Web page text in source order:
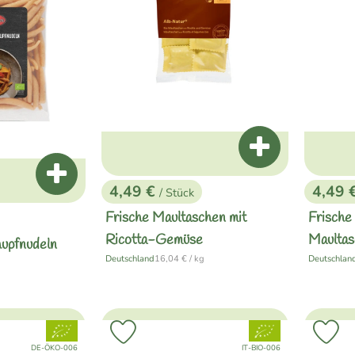
Produkt zum Warenkorb hinzufügen
, Preis:
4,49 € / Stück
Frische Maultaschen mit
Ricotta-Gemüse
, Herkunft:
Deutschland, Referenzpreis:
16,04 € / kg
Produkt zum
,
4,49
, Herkunft:
, Verband:
, Kontrollstelle:
DE-ÖKO-006
hinzufügen
, Verband:
, Kontrollstelle:
IT-BIO-006
Produkt zu Favouriten hinzufügen